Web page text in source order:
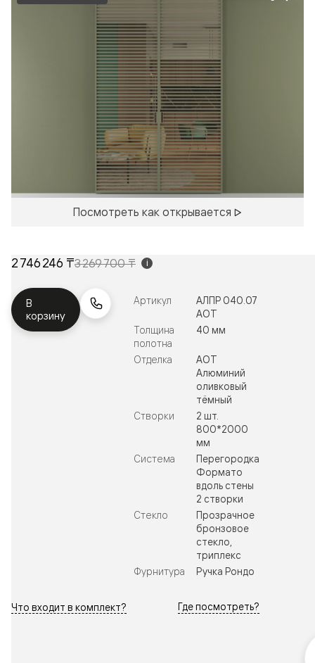
Посмотреть как открывается
2 746 246 ₸3 269 700 ₸ i
В
корзину
Артикул
АЛПР 040.07
АОТ
Толщина
полотна
40 мм
Отделка
АОТ
Алюминий
оливковый
тёмный
Створки
2 шт.
800*2000
мм
Система
Перегородка
Формато
вдоль стены
2 створки
Стекло
Прозрачное
бронзовое
стекло,
триплекс
Фурнитура
Ручка Рондо
Что входит в комплект? Где посмотреть?